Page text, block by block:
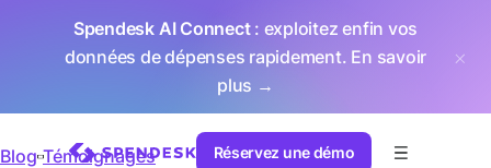
Spendesk AI Connect: exploitez enfin vos
données de dépenses rapidement. En savoir
plus →
Réservez une démo
Blog Témoignages